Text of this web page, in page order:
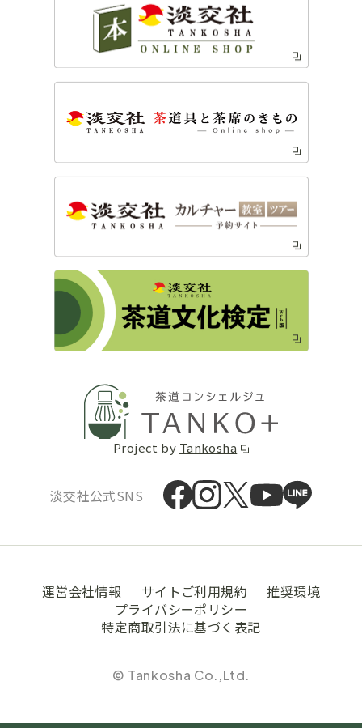
Project by Tankosha
淡交社公式SNS
運営会社情報 サイトご利用規約
推奨環境
プライバシーポリシー
特定商取引法に基づく表記
© Tankosha Co.,Ltd.